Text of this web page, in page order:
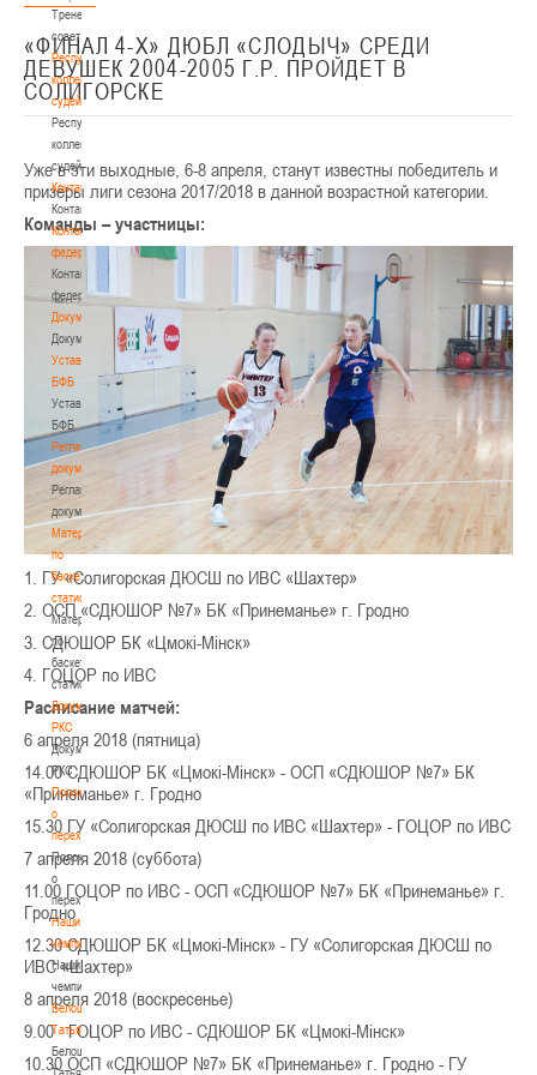
Тренерский
совет
Республиканская
коллегия
судей
Республиканская
коллегия
судей
Контакты
Контакты
Контакты
федерации
Контакты
федерации
Документы
Документы
Устав
БФБ
Устав
БФБ
Регламентирующие
документы
Регламентирующие
документы
Материалы
по
баскетбольной
статистике
Материалы
по
баскетбольной
статистике
Документы
РКС
Документы
РКС
Положение
о
переходах
Положение
о
переходах
Наши
чемпионы
Наши
чемпионы
Белошапко
Татьяна
Белошапко
Татьяна
«ФИНАЛ 4-Х» ДЮБЛ «СЛОДЫЧ» СРЕДИ
ДЕВУШЕК 2004-2005 Г.Р. ПРОЙДЕТ В
СОЛИГОРСКЕ
Уже в эти выходные, 6-8 апреля, станут известны победитель и
призёры лиги сезона 2017/2018 в данной возрастной категории.
Команды – участницы:
1. ГУ «Солигорская ДЮСШ по ИВС «Шахтер»
2. ОСП «СДЮШОР №7» БК «Принеманье» г. Гродно
3. СДЮШОР БК «Цмокi-Мiнск»
4. ГОЦОР по ИВС
Расписание матчей:
6 апреля 2018 (пятница)
14.00 СДЮШОР БК «Цмокi-Мiнск» - ОСП «СДЮШОР №7» БК
«Принеманье» г. Гродно
15.30 ГУ «Солигорская ДЮСШ по ИВС «Шахтер» - ГОЦОР по ИВС
7 апреля 2018 (суббота)
11.00 ГОЦОР по ИВС - ОСП «СДЮШОР №7» БК «Принеманье» г.
Гродно
12.30 СДЮШОР БК «Цмокi-Мiнск» - ГУ «Солигорская ДЮСШ по
ИВС «Шахтер»
8 апреля 2018 (воскресенье)
9.00 ГОЦОР по ИВС - СДЮШОР БК «Цмокi-Мiнск»
10.30 ОСП «СДЮШОР №7» БК «Принеманье» г. Гродно - ГУ